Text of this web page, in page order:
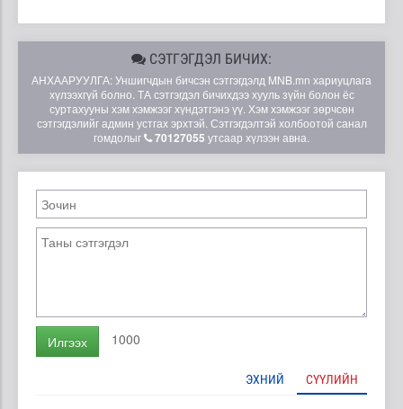
СЭТГЭГДЭЛ БИЧИХ:
АНХААРУУЛГА: Уншигчдын бичсэн сэтгэгдэлд MNB.mn хариуцлага
хүлээхгүй болно. ТА сэтгэгдэл бичихдээ хууль зүйн болон ёс
суртахууны хэм хэмжээг хүндэтгэнэ үү. Хэм хэмжээг зөрчсөн
сэтгэгдэлийг админ устгах эрхтэй. Сэтгэгдэлтэй холбоотой санал
гомдолыг
70127055 утсаар хүлээн авна.
Илгээх 1000
ЭХНИЙ СҮҮЛИЙН